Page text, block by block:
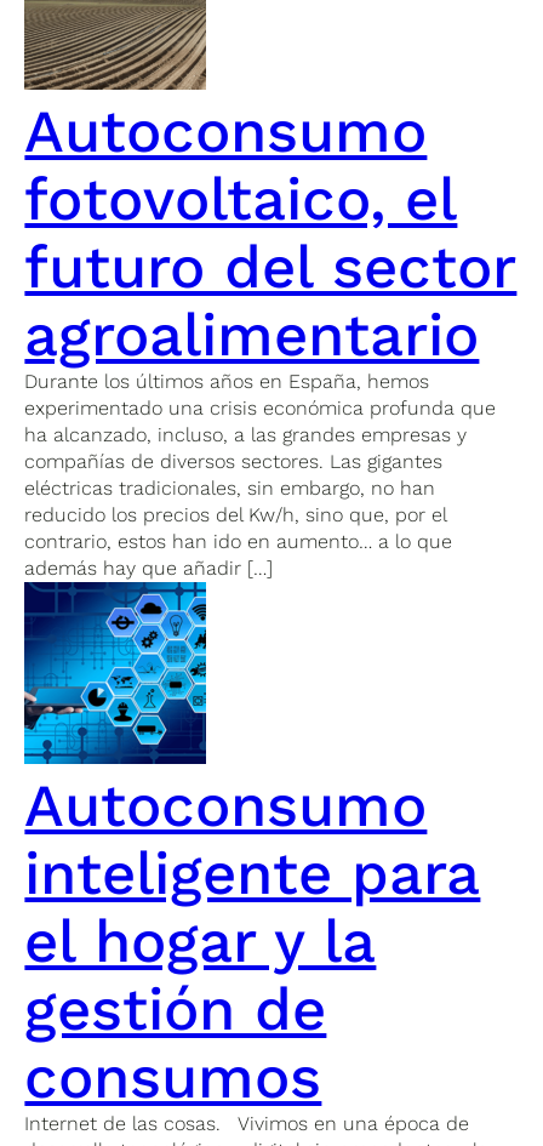
Autoconsumo
fotovoltaico, el
futuro del sector
agroalimentario
Durante los últimos años en España, hemos
experimentado una crisis económica profunda que
ha alcanzado, incluso, a las grandes empresas y
compañías de diversos sectores. Las gigantes
eléctricas tradicionales, sin embargo, no han
reducido los precios del Kw/h, sino que, por el
contrario, estos han ido en aumento… a lo que
además hay que añadir […]
Autoconsumo
inteligente para
el hogar y la
gestión de
consumos
Internet de las cosas. Vivimos en una época de